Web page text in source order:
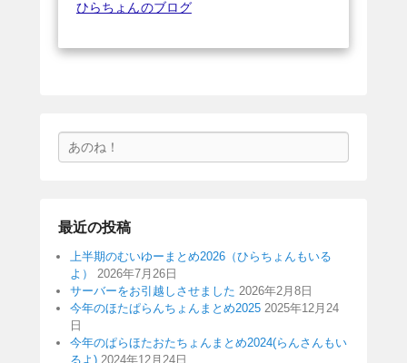
ひらちょんのブログ
索
最近の投稿
上半期のむいゆーまとめ2026（ひらちょんもいる
よ）
2026年7月26日
サーバーをお引越しさせました 2026年2月8日
今年のほたぱらんちょんまとめ2025 2025年12月24
日
今年のぱらほたおたちょんまとめ2024(らんさんもい
るよ) 2024年12月24日